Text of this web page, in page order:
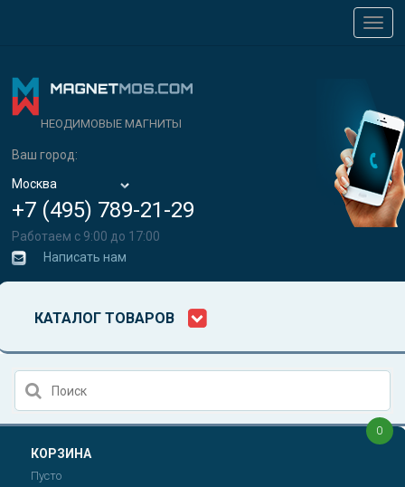
НЕОДИМОВЫЕ МАГНИТЫ
Ваш город:
Москва
+7 (495) 789-21-29
Работаем с 9:00 до 17:00
Написать нам
КАТАЛОГ ТОВАРОВ
КОРЗИНА
Пусто
0